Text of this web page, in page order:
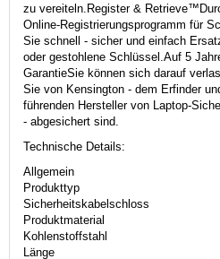
zu vereiteln.Register &
Online-Registrierungsprogramm für
Sie schnell - sicher und einfach
oder gestohlene Schlüssel.Auf 5
GarantieSie können sich darauf
Sie von Kensington - dem Erfinder
führenden Hersteller von Laptop-
- abgesichert sind.
Technische Details:
Allgemein
Produkttyp
Sicherheitskabelschloss
Produktmaterial
Kohlenstoffstahl
Länge